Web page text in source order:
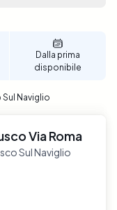
consentendoti di
si adattano alle
per garantire un
affidabile per la
Dalla prima
disponibile
Naviglio
Via Roma
Sul Naviglio